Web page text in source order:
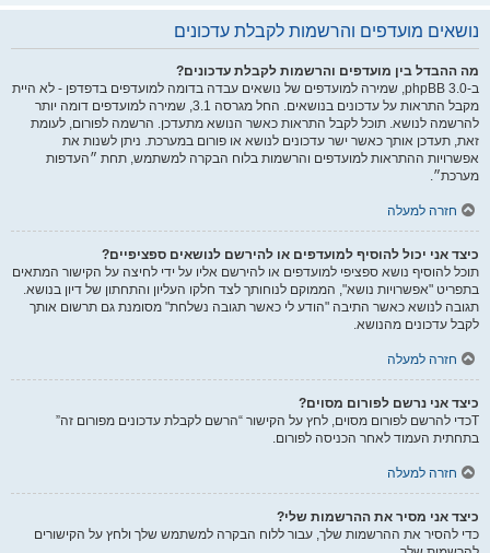
נושאים מועדפים והרשמות לקבלת עדכונים
מה ההבדל בין מועדפים והרשמות לקבלת עדכונים?
ב-phpBB 3.0, שמירה למועדפים של נושאים עבדה בדומה למועדפים בדפדפן - לא היית
מקבל התראות על עדכונים בנושאים. החל מגרסה 3.1, שמירה למועדפים דומה יותר
להרשמה לנושא. תוכל לקבל התראות כאשר הנושא מתעדכן. הרשמה לפורום, לעומת
זאת, תעדכן אותך כאשר ישר עדכונים לנושא או פורום במערכת. ניתן לשנות את
אפשרויות ההתראות למועדפים והרשמות בלוח הבקרה למשתמש, תחת ״העדפות
מערכת״.
חזרה למעלה
כיצד אני יכול להוסיף למועדפים או להירשם לנושאים ספציפיים?
תוכל להוסיף נושא ספציפי למועדפים או להירשם אליו על ידי לחיצה על הקישור המתאים
בתפריט "אפשרויות נושא", הממוקם לנוחותך לצד חלקו העליון והתחתון של דיון בנושא.
תגובה לנושא כאשר התיבה "הודע לי כאשר תגובה נשלחת" מסומנת גם תרשום אותך
לקבל עדכונים מהנושא.
חזרה למעלה
כיצד אני נרשם לפורום מסוים?
Tכדי להרשם לפורום מסוים, לחץ על הקישור “הרשם לקבלת עדכונים מפורום זה”
בתחתית העמוד לאחר הכניסה לפורום.
חזרה למעלה
כיצד אני מסיר את ההרשמות שלי?
כדי להסיר את ההרשמות שלך, עבור ללוח הבקרה למשתמש שלך ולחץ על הקישורים